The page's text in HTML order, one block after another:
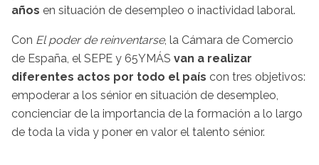
años en situación de desempleo o inactividad laboral.
Con El poder de reinventarse, la Cámara de Comercio
de España, el SEPE y 65YMÁS van a realizar
diferentes actos por todo el país con tres objetivos:
empoderar a los sénior en situación de desempleo,
concienciar de la importancia de la formación a lo largo
de toda la vida y poner en valor el talento sénior.